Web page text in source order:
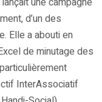
d’un des
Elle a abouti en
de minutage des
InterAssociatif